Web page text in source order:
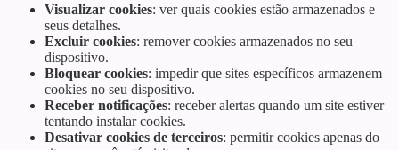
Visualizar cookies: ver quais cookies estão armazenados e
seus detalhes.
Excluir cookies: remover cookies armazenados no seu
dispositivo.
Bloquear cookies: impedir que sites específicos armazenem
cookies no seu dispositivo.
Receber notificações: receber alertas quando um site estiver
tentando instalar cookies.
Desativar cookies de terceiros: permitir cookies apenas do